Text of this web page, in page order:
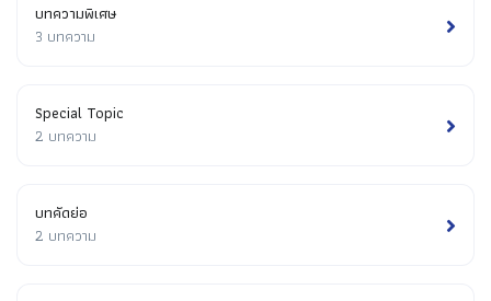
บทความพิเศษ
3 บทความ
Special Topic
2 บทความ
บทคัดย่อ
2 บทความ